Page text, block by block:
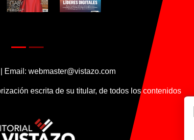
Email: webmaster@vistazo.com
escrita de su titular, de todos los contenidos